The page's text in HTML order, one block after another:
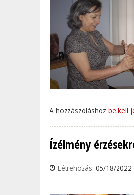
A hozzászóláshoz be kell
Ízélmény
Létrehozás: 05/18/2022